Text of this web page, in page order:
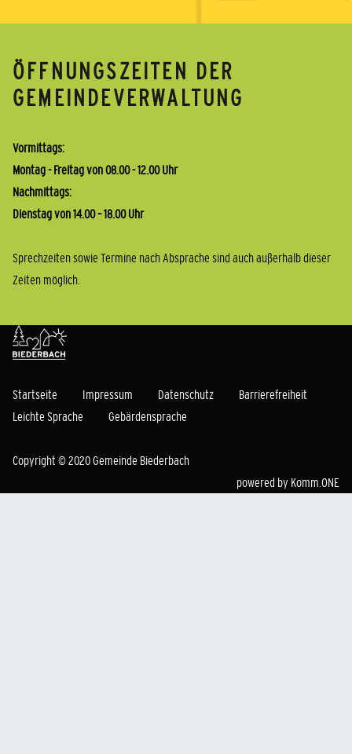
ÖFFNUNGSZEITEN DER
GEMEINDEVERWALTUNG
Vormittags:
Montag - Freitag von 08.00 - 12.00 Uhr
Nachmittags:
Dienstag von 14.00 – 18.00 Uhr
Sprechzeiten sowie Termine nach Absprache sind auch außerhalb dieser
Zeiten möglich.
Startseite Impressum Datenschutz
Barrierefreiheit
Leichte Sprache
Gebärdensprache
Copyright © 2020 Gemeinde Biederbach
powered by Komm.ONE